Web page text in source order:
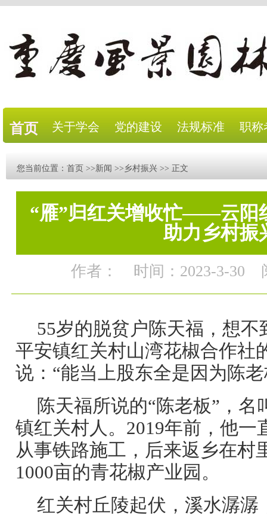
首页 关于学会 党的建设 法规标准 职称
您当前位置： 首页 >>新闻 >> 乡村振兴 >> 正文
“雁”归红关增收忙——云阳
助力乡村振
作者： 时间：2023-3-30
55岁的脱贫户陈天福，想
平安镇红关村山湾花椒合作社
说：“能当上股东全是因为陈
陈天福所说的“陈老板”，
镇红关村人。2019年前，他一
从事铁路施工，后来返乡在村
1000亩的青花椒产业园。
红关村丘陵起伏，溪水潺潺